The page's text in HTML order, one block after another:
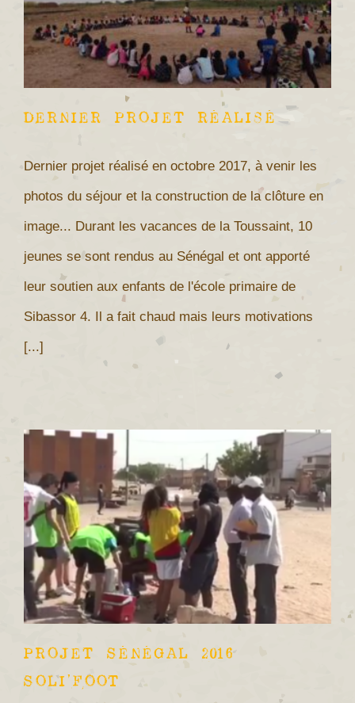
Dernier projet réalisé
Dernier projet réalisé en octobre 2017, à venir les
photos du séjour et la construction de la clôture en
image... Durant les vacances de la Toussaint, 10
jeunes se sont rendus au Sénégal et ont apporté
leur soutien aux enfants de l'école primaire de
Sibassor 4. Il a fait chaud mais leurs motivations
[...]
Projet Sénégal 2016
Soli’Foot